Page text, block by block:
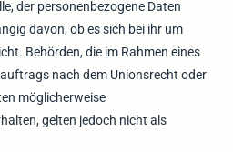
der personenbezogene Daten
davon, ob es sich bei ihr um
Behörden, die im Rahmen eines
nach dem Unionsrecht oder
möglicherweise
gelten jedoch nicht als